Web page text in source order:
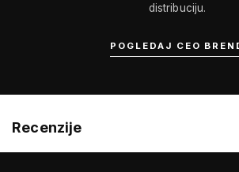
distribuciju.
POGLEDAJ CEO
Recenzije